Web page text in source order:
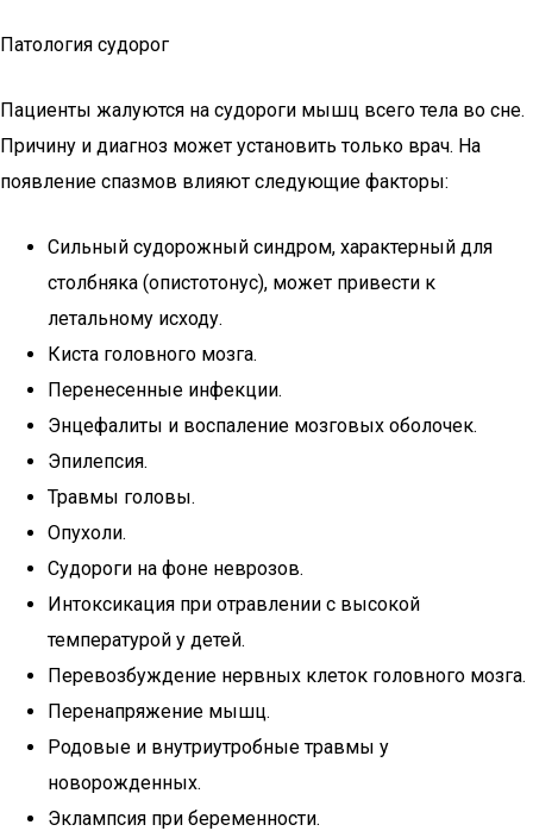
Патология судорог
Пациенты жалуются на судороги мышц всего тела во сне.
Причину и диагноз может установить только врач. На
появление спазмов влияют следующие факторы:
Сильный судорожный синдром, характерный для
столбняка (опистотонус), может привести к
летальному исходу.
Киста головного мозга.
Перенесенные инфекции.
Энцефалиты и воспаление мозговых оболочек.
Эпилепсия.
Травмы головы.
Опухоли.
Судороги на фоне неврозов.
Интоксикация при отравлении с высокой
температурой у детей.
Перевозбуждение нервных клеток головного мозга.
Перенапряжение мышц.
Родовые и внутриутробные травмы у
новорожденных.
Эклампсия при беременности.